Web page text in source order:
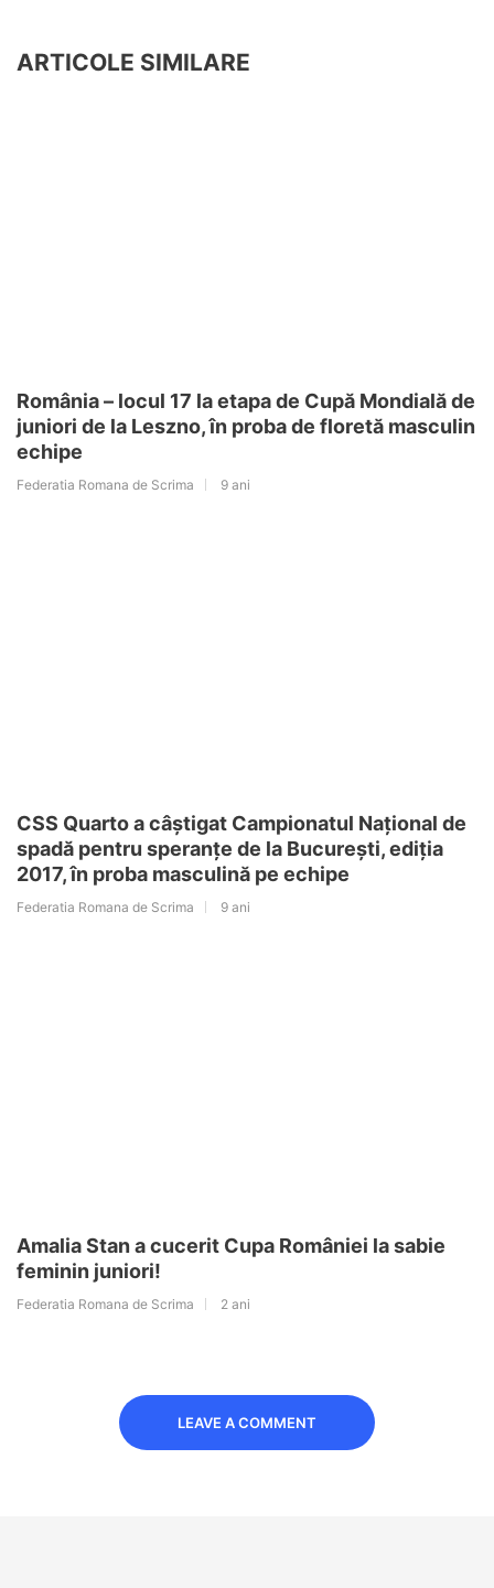
ARTICOLE SIMILARE
România – locul 17 la etapa de Cupă Mondială de
juniori de la Leszno, în proba de floretă masculin
echipe
Federatia Romana de Scrima 9 ani
CSS Quarto a câștigat Campionatul Național de
spadă pentru speranțe de la București, ediția
2017, în proba masculină pe echipe
Federatia Romana de Scrima 9 ani
Amalia Stan a cucerit Cupa României la sabie
feminin juniori!
Federatia Romana de Scrima 2 ani
LEAVE A COMMENT